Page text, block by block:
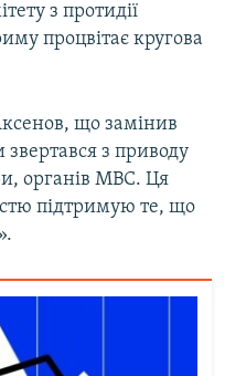
з протидії
процвітає кругова
що замінив
з приводу
органів МВС. Ця
підтримую те, що